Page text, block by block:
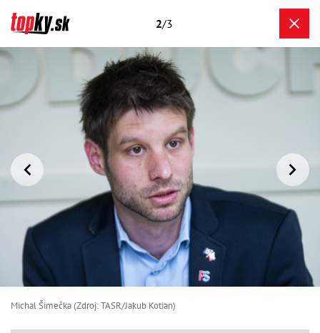
2/3
Michal Šimečka (Zdroj: TASR/Jakub Kotian)